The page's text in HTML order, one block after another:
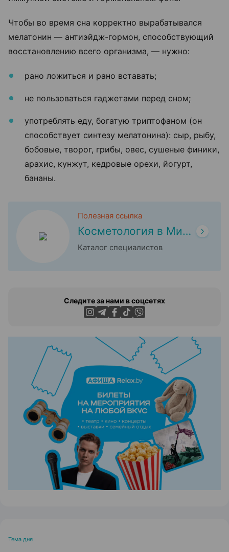
Чтобы во время сна корректно вырабатывался
мелатонин — антиэйдж-гормон, способствующий
восстановлению всего организма, — нужно:
рано ложиться и рано вставать;
не пользоваться гаджетами перед сном;
употреблять еду, богатую триптофаном (он
способствует синтезу мелатонина): сыр, рыбу,
бобовые, творог, грибы, овес, сушеные финики,
арахис, кунжут, кедровые орехи, йогурт,
бананы.
Полезная ссылка
Косметология в Минске
Каталог специалистов
Следите за нами в соцсетях
ЭФФЕКТИВНАЯ РЕКЛАМА НА САЙТЕ
Тема дня